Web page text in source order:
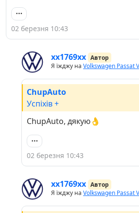
02 березня 10:43
хх1769хх Автор
Я їжджу на Volkswagen Passat
ChupAuto
Успіхів +
ChupAuto, дякую👌
02 березня 10:43
хх1769хх Автор
Я їжджу на Volkswagen Passat